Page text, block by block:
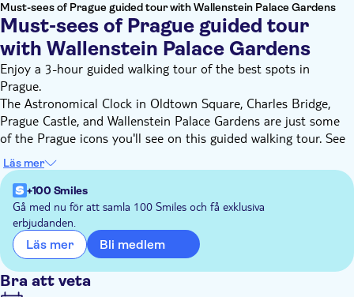
Must-sees of Prague guided tour with Wallenstein Palace Gardens
Must-sees of Prague guided tour
with Wallenstein Palace Gardens
Enjoy a 3-hour guided walking tour of the best spots in
Prague.
The Astronomical Clock in Oldtown Square, Charles Bridge,
Prague Castle, and Wallenstein Palace Gardens are just some
of the Prague icons you'll see on this guided walking tour. See
the spectacular Prague monuments on an informative tour
that will give you insights into the history of Old Prague and
Prague Castle.
Start out at the Astronomical Clock in Old Town Square. Hear
the historical overview with the legends of Oldtown and head
to the Charles Bridge. Cross the emblematic bridge and walk
through the quarter Malá Strana where you will admire the
church of st Nicolaus.
Läs mer
+100 Smiles
Gå med nu för att samla 100 Smiles och få exklusiva
erbjudanden.
Läs mer Bli medlem
Bra att veta